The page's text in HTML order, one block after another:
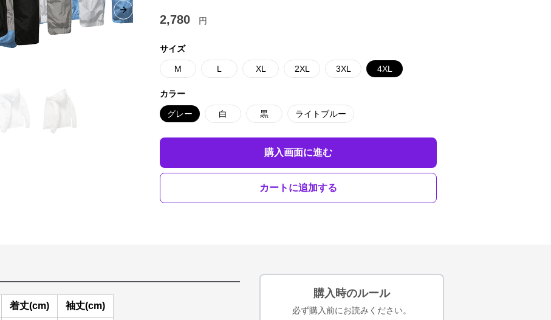
Next slide 2,780 円
サイズ
M L XL 2XL 3XL 4XL
カラー
グレー 白 黒 ライトブルー
購入画面に進む
カートに追加する
着丈(cm) 袖丈(cm)
購入時のルール
必ず購入前にお読みください。